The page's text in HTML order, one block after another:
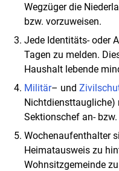
Wegzüger die
bzw. vorzuweisen.
Jede Identitäts- oder
Tagen zu melden.
Haushalt lebende
Militär– und
Nichtdiensttaugliche)
Sektionschef an-
Wochenaufenthalter
Heimatausweis zu
Wohnsitzgemeinde